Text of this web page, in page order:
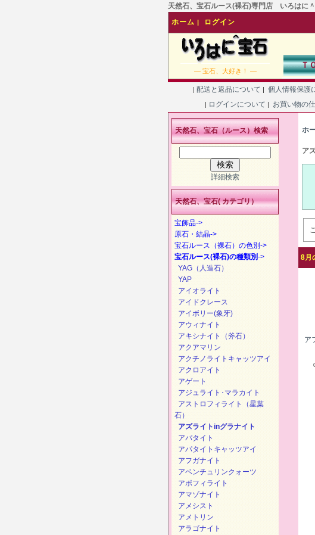
天然石、宝石ルース(裸石)専門店 いろはに
ホーム | ログイン
― 宝石、大好き！ ―
Ｔ
| 配送と返品について | 個人情報保護
| ログインについて | お買い物の
ホ
ア
8月
ア
天然石、宝石（ルース）検索
詳細検索
天然石、宝石( カテゴリ）
宝飾品->
原石・結晶->
宝石ルース（裸石）の色別->
宝石ルース(裸石)の種類別->
YAG（人造石）
YAP
アイオライト
アイドクレース
アイボリー(象牙)
アウィナイト
アキシナイト（斧石）
アクアマリン
アクチノライトキャッツアイ
アクロアイト
アゲート
アジュライト･マラカイト
アストロフィライト（星葉
石）
アズライトinグラナイト
アパタイト
アパタイトキャッツアイ
アフガナイト
アベンチュリンクォーツ
アポフィライト
アマゾナイト
アメシスト
アメトリン
アラゴナイト